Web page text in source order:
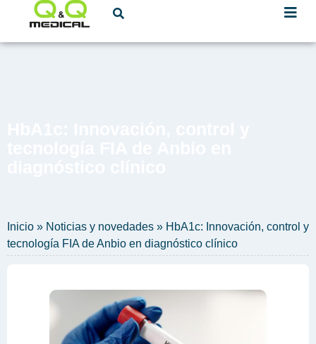
Inicio » Noticias y novedades » HbA1c: Innovación, control y
tecnología FIA de Anbio en diagnóstico clínico